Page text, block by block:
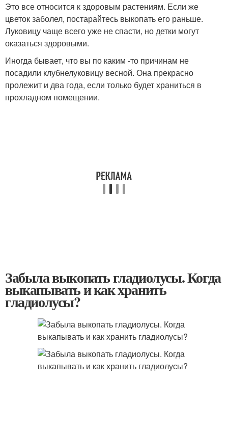
Это все относится к здоровым растениям. Если же
цветок заболел, постарайтесь выкопать его раньше.
Луковицу чаще всего уже не спасти, но детки могут
оказаться здоровыми.
Иногда бывает, что вы по каким -то причинам не
посадили клубнелуковицу весной. Она прекрасно
пролежит и два года, если только будет храниться в
прохладном помещении.
Забыла выкопать гладиолусы. Когда
выкапывать и как хранить
гладиолусы?